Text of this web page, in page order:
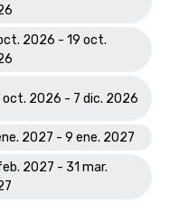
2026 - 19 oct.
oct. 2026 - 7 dic. 2026
2027 - 9 ene. 2027
2027 - 31 mar.